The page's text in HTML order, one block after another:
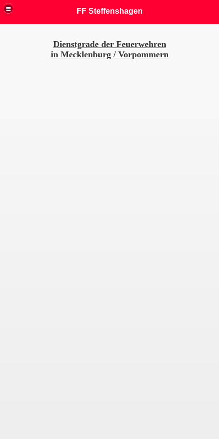
FF Steffenshagen
Dienstgrade der Feuerwehren
in Mecklenburg / Vorpommern